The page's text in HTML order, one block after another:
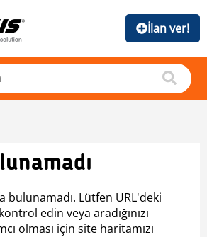
İlan ver!
bulunamadı. Lütfen URL'deki
edin veya aradığınızı
olması için site haritamızı